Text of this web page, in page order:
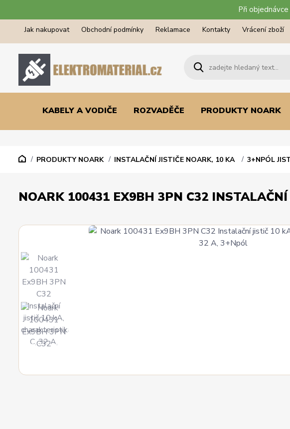
Při
Jak nakupovat Obchodní podmínky Reklamace Kontakty Vrácení zboží
KABELY A VODIČE ROZVADĚČE PRODUKTY NOARK
PRODUKTY NOARK INSTALAČNÍ JISTIČE NOARK, 10 KA 3+NPÓL
NOARK 100431 EX9BH 3PN C32